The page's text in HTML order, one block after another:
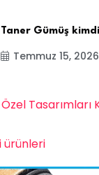
Taner Gümüş
Temmuz 15, 2026